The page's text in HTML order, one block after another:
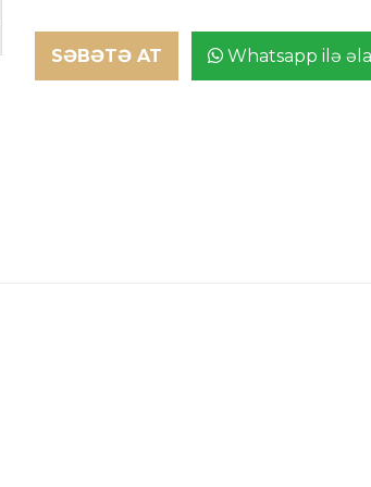
SƏBƏTƏ AT Whatsapp ilə